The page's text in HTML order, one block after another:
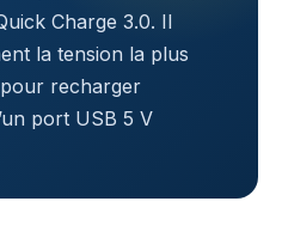
Charge 3.0. Il
la tension la plus
recharger
port USB 5 V